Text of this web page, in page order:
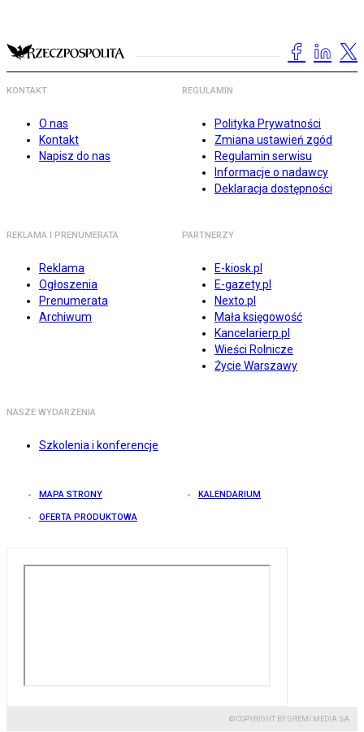
KONTAKT
O nas
Kontakt
Napisz do nas
REGULAMIN
Polityka Prywatności
Zmiana ustawień zgód
Regulamin serwisu
Informacje o nadawcy
Deklaracja dostępności
REKLAMA I PRENUMERATA
Reklama
Ogłoszenia
Prenumerata
Archiwum
PARTNERZY
E-kiosk.pl
E-gazety.pl
Nexto.pl
Mała księgowość
Kancelarierp.pl
Wieści Rolnicze
Życie Warszawy
NASZE WYDARZENIA
Szkolenia i konferencje
MAPA STRONY KALENDARIUM
OFERTA PRODUKTOWA
© COPYRIGHT BY GREMI MEDIA SA